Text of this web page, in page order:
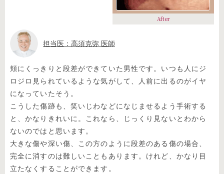
After
担当医：高須克弥 医師
頬にくっきりと段差ができていた男性です。いつも人にジ
ロジロ見られているような気がして、人前に出るのがイヤ
になっていたそう。
こうした傷跡も、笑いじわなどになじませるよう手術する
と、かなりきれいに。これなら、じっくり見ないとわから
ないのではと思います。
大きな傷や深い傷、この方のように段差のある傷の場合、
完全に消すのは難しいこともあります。けれど、かなり目
立たなくすることができます。